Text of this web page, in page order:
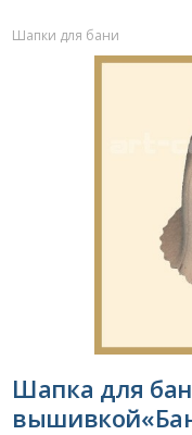
Шапки для бани
Шапка для